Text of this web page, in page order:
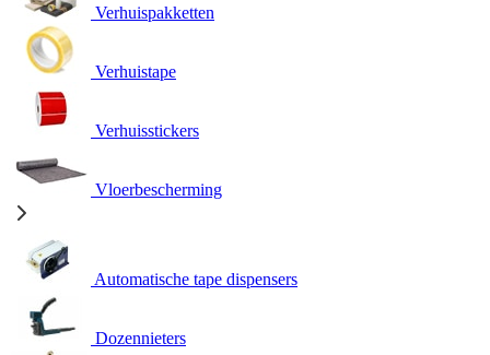
Verhuispakketten
Verhuistape
Verhuisstickers
Vloerbescherming
Automatische tape dispensers
Dozennieters